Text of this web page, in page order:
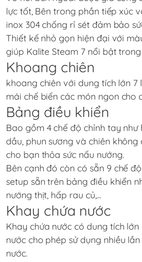
lực tốt, Bên trong phần tiếp xúc
inox 304 chống rỉ sét đảm bảo
Thiết kế nhỏ gọn hiện đại với
giúp Kalite Steam 7 nổi bật
Khoang chiên
khoang chiên với dung tích lớn 7
mái chế biến các món ngon cho
Bảng điều khiển
Bao gồm 4 chế độ chỉnh tay như
dầu, phun sương và chiên
cho bạn thỏa sức nấu nướng.
Bên cạnh đó còn có sẵn 9 chế
setup sẵn trên bảng điều khiển
nướng thịt, hấp rau củ,...
Khay chứa nước
Khay chứa nước có dung tích lớn
nước cho phép sử dụng nhiều
nước.